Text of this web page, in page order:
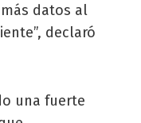
datos al
declaró
una fuerte